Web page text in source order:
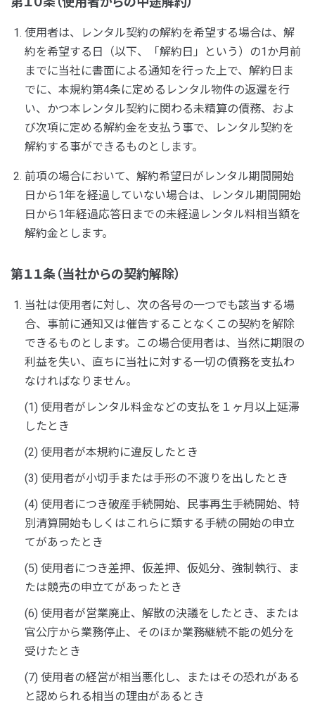
使用者は、レンタル契約の解約を希望する場合は、解
約を希望する日（以下、「解約日」という）の1か月前
までに当社に書面による通知を行った上で、解約日ま
でに、本規約第4条に定めるレンタル物件の返還を行
い、かつ本レンタル契約に関わる未精算の債務、およ
び次項に定める解約金を支払う事で、レンタル契約を
解約する事ができるものとします。
前項の場合において、解約希望日がレンタル期間開始
日から1年を経過していない場合は、レンタル期間開始
日から1年経過応答日までの未経過レンタル料相当額を
解約金とします。
第１１条（当社からの契約解除）
当社は使用者に対し、次の各号の一つでも該当する場
合、事前に通知又は催告することなくこの契約を解除
できるものとします。この場合使用者は、当然に期限の
利益を失い、直ちに当社に対する一切の債務を支払わ
なければなりません。
(1) 使用者がレンタル料金などの支払を１ヶ月以上延滞
したとき
(2) 使用者が本規約に違反したとき
(3) 使用者が小切手または手形の不渡りを出したとき
(4) 使用者につき破産手続開始、民事再生手続開始、特
別清算開始もしくはこれらに類する手続の開始の申立
てがあったとき
(5) 使用者につき差押、仮差押、仮処分、強制執行、ま
たは競売の申立てがあったとき
(6) 使用者が営業廃止、解散の決議をしたとき、または
官公庁から業務停止、そのほか業務継続不能の処分を
受けたとき
(7) 使用者の経営が相当悪化し、またはその恐れがある
と認められる相当の理由があるとき